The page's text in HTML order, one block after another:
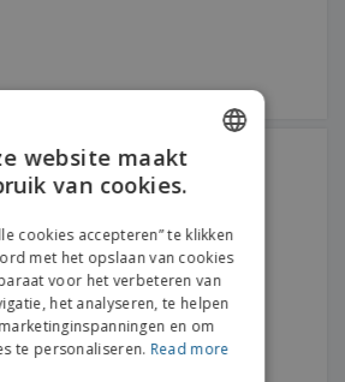
Handdoek SPONGE |
Katoenen handdoek
ENGLISH
website maakt
van cookies.
cookies accepteren” te klikken
met het opslaan van cookies
voor het verbeteren van
het analyseren, te helpen
en om
te personaliseren. Read more